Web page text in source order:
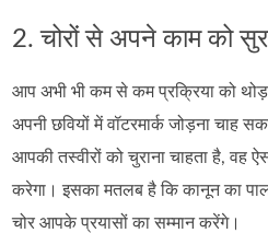
2. चोरों से अपने काम को
आप अभी भी कम से कम प्रक्रिया को
अपनी छवियों में वॉटरमार्क जोड़ना चाह
आपकी तस्वीरों को चुराना चाहता है, वह
करेगा। इसका मतलब है कि कानून का
चोर आपके प्रयासों का सम्मान करेंगे।